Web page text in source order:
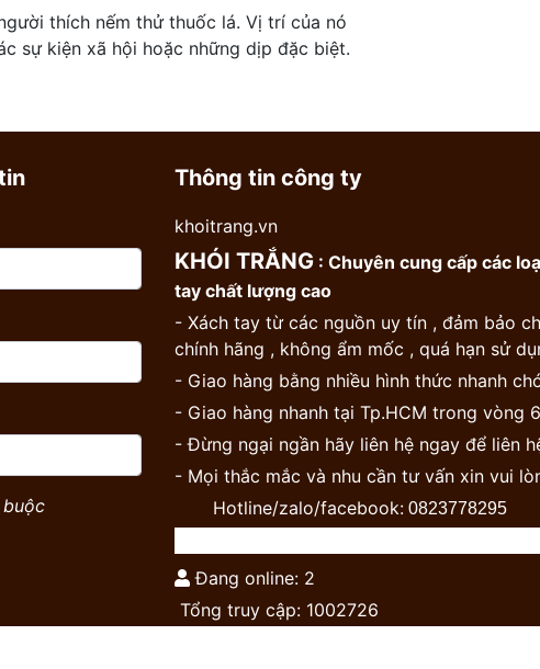
thích nếm thử thuốc lá. Vị trí của nó
sự kiện xã hội hoặc những dịp đặc biệt.
Thông tin công ty
khoitrang.vn
KHÓI TRẮNG : Chuyên cung cấp các
tay chất lượng cao
- Xách tay từ các nguồn uy tín , đảm bảo
chính hãng , không ẩm mốc , quá hạn sử
- Giao hàng bằng nhiều hình thức nhanh
- Giao hàng nhanh tại Tp.HCM trong vòng
- Đừng ngại ngần hãy liên hệ ngay để liên
- Mọi thắc mắc và nhu cần tư vấn xin vui
Hotline/zalo/facebook: 0823778295
Đang online: 2
Tổng truy cập: 1002726